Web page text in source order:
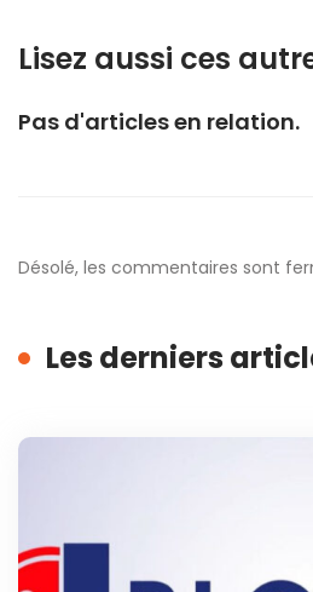
Lisez aussi ces
Pas d'articles en relation.
Désolé, les commentaires sont
Les derniers